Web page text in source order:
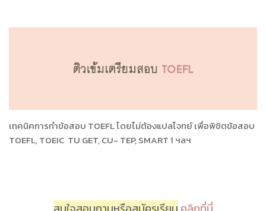
เทคนิคการทำข้อสอบ TOEFL โดยไม่ต้องแปลโจทย์ เพื่อพิชิตข้อสอบ
TOEFL, TOEIC TU GET, CU- TEP, SMART 1 ฯลฯ